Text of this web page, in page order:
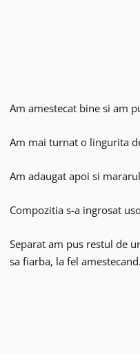
Am amestecat bine si am
Am mai turnat o lingurita
Am adaugat apoi si
Compozitia s-a ingrosat
Separat am pus restul de
sa fiarba, la fel amestecand.